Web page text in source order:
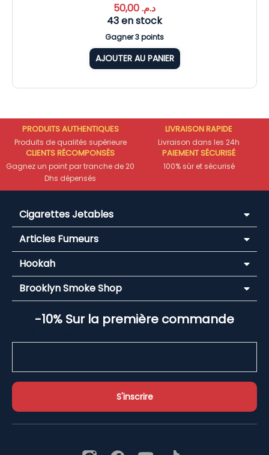
د.م.
43 en stock
Gagner 3 points
AJOUTER AU PANIER
PRODUITS AUTHENTIQUES
Produits de qualités supérieure
LIVRAISON RAPIDE
Livraison dans les 24h
CLIENTS RÉCOMPONSÉS
Gagnez un point par tranche de 20
Dhs dépensés
PAIEMENT SÉCURISÉ
100% sûr et sécurisé
Cigarettes Jetables
Articles Fumeurs
Hookah
Brooklyn Smoke Shop
-10% Sur la première commande